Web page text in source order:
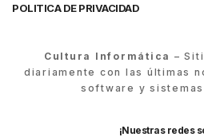
POLITICA DE PRIVACIDAD
Cultura Informática –
diariamente con las últimas
software y
¡Nuestras redes